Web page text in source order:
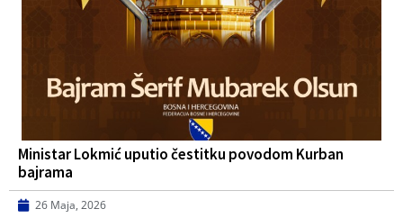
Ministar Lokmić uputio čestitku povodom Kurban
bajrama
26 Maja, 2026